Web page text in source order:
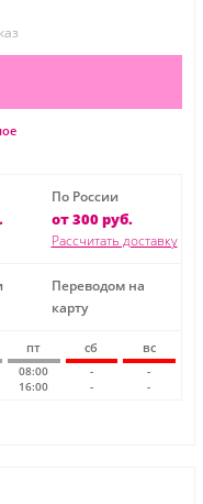
По России
от 300 руб.
Рассчитать доставку
Переводом на
карту
пт сб вс
08:00
16:00
-
-
-
-